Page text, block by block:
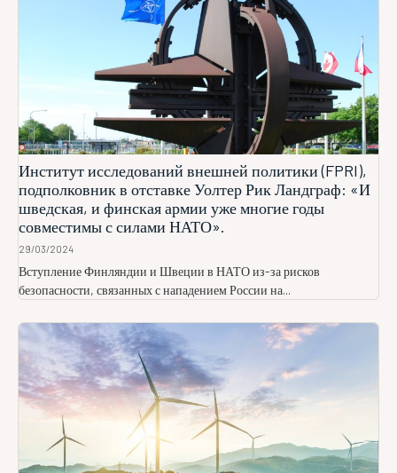
Институт исследований внешней политики (FPRI),
подполковник в отставке Уолтер Рик Ландграф: «И
шведская, и финская армии уже многие годы
совместимы с силами НАТО».
29/03/2024
Вступление Финляндии и Швеции в НАТО из-за рисков
безопасности, связанных с нападением России на...